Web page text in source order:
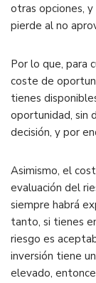
otras opciones,
pierde al no
Por lo que, para
coste de
tienes
oportunidad, sin
decisión, y por
Asimismo, el
evaluación del
siempre habrá
tanto, si tienes
riesgo es
inversión tiene
elevado,